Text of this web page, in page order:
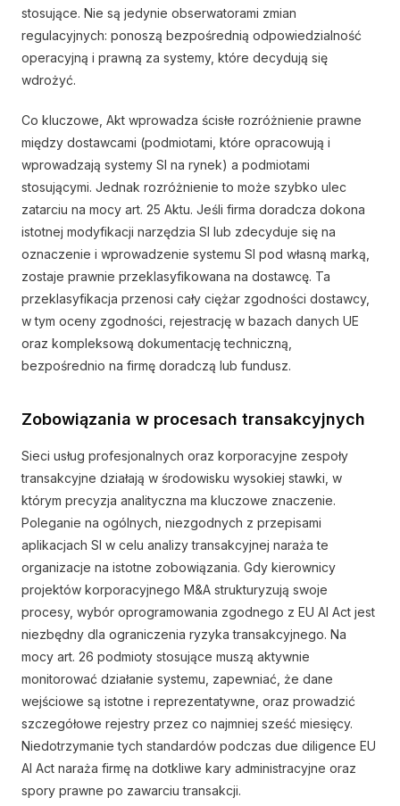
stosujące. Nie są jedynie obserwatorami zmian
regulacyjnych: ponoszą bezpośrednią odpowiedzialność
operacyjną i prawną za systemy, które decydują się
wdrożyć.
Co kluczowe, Akt wprowadza ścisłe rozróżnienie prawne
między dostawcami (podmiotami, które opracowują i
wprowadzają systemy SI na rynek) a podmiotami
stosującymi. Jednak rozróżnienie to może szybko ulec
zatarciu na mocy art. 25 Aktu. Jeśli firma doradcza dokona
istotnej modyfikacji narzędzia SI lub zdecyduje się na
oznaczenie i wprowadzenie systemu SI pod własną marką,
zostaje prawnie przeklasyfikowana na dostawcę. Ta
przeklasyfikacja przenosi cały ciężar zgodności dostawcy,
w tym oceny zgodności, rejestrację w bazach danych UE
oraz kompleksową dokumentację techniczną,
bezpośrednio na firmę doradczą lub fundusz.
Zobowiązania w procesach transakcyjnych
Sieci usług profesjonalnych oraz korporacyjne zespoły
transakcyjne działają w środowisku wysokiej stawki, w
którym precyzja analityczna ma kluczowe znaczenie.
Poleganie na ogólnych, niezgodnych z przepisami
aplikacjach SI w celu analizy transakcyjnej naraża te
organizacje na istotne zobowiązania. Gdy kierownicy
projektów korporacyjnego M&A strukturyzują swoje
procesy, wybór oprogramowania zgodnego z EU AI Act jest
niezbędny dla ograniczenia ryzyka transakcyjnego. Na
mocy art. 26 podmioty stosujące muszą aktywnie
monitorować działanie systemu, zapewniać, że dane
wejściowe są istotne i reprezentatywne, oraz prowadzić
szczegółowe rejestry przez co najmniej sześć miesięcy.
Niedotrzymanie tych standardów podczas due diligence EU
AI Act naraża firmę na dotkliwe kary administracyjne oraz
spory prawne po zawarciu transakcji.